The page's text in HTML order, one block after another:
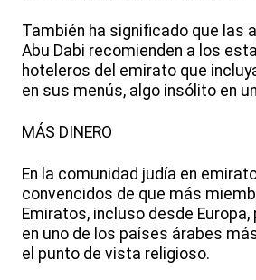
También ha significado que las
Abu Dabi recomienden a los
hoteleros del emirato que
en sus menús, algo insólito en
MÁS DINERO
En la comunidad judía en
convencidos de que más
Emiratos, incluso desde
en uno de los países árabes
el punto de vista religioso.